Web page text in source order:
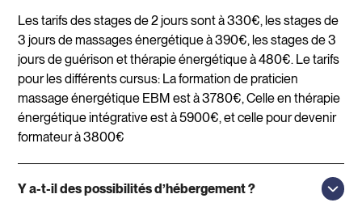
Les tarifs des stages de 2 jours sont à 330€, les stages de
3 jours de massages énergétique à 390€, les stages de 3
jours de guérison et thérapie énergétique à 480€. Le tarifs
pour les différents cursus: La formation de praticien
massage énergétique EBM est à 3780€, Celle en thérapie
énergétique intégrative est à 5900€, et celle pour devenir
formateur à 3800€
Y a-t-il des possibilités d’hébergement ?